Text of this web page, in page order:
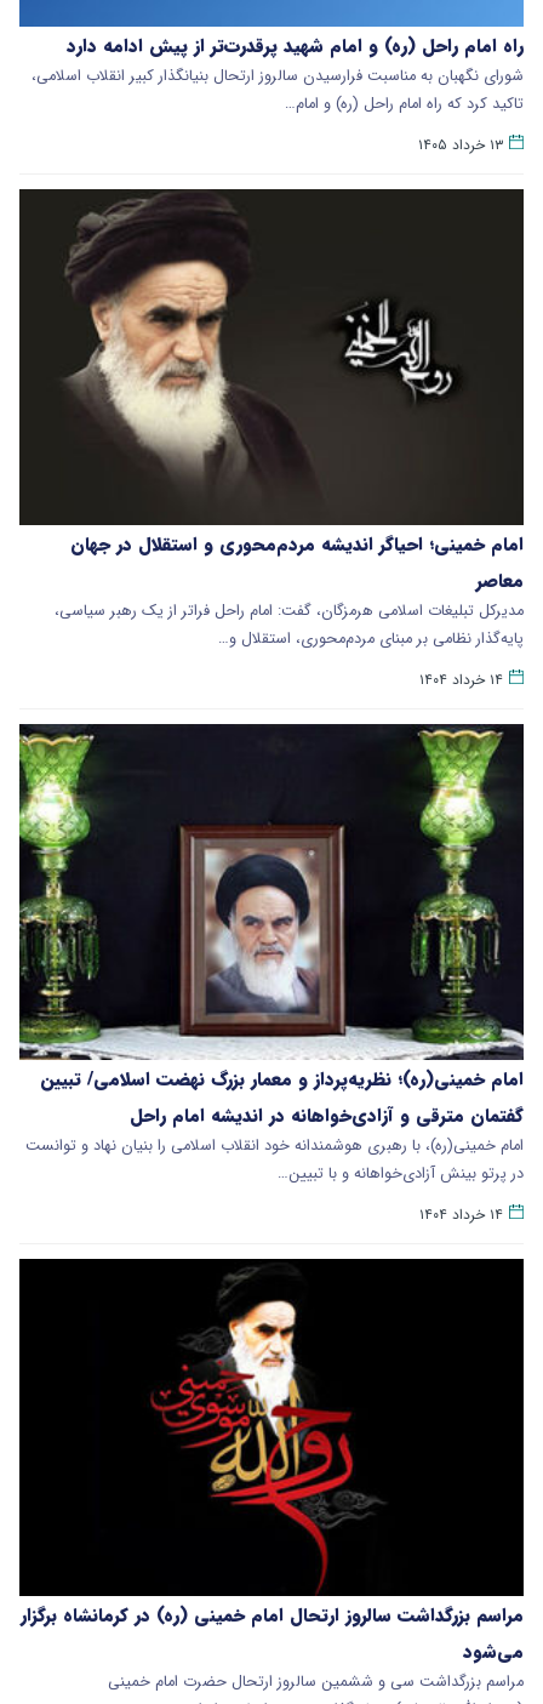
راه امام راحل (ره) و امام شهید پرقدرت‌تر از پیش ادامه دارد
​شورای نگهبان به مناسبت فرارسیدن سالروز ارتحال بنیانگذار کبیر انقلاب اسلامی،
تاکید کرد که راه امام راحل (ره) و امام…
۱۳ خرداد ۱۴۰۵
امام خمینی؛ احیاگر اندیشه مردم‌محوری و استقلال در جهان
معاصر
مدیرکل تبلیغات اسلامی هرمزگان، گفت: امام راحل فراتر از یک رهبر سیاسی،
پایه‌گذار نظامی بر مبنای مردم‌محوری، استقلال و…
۱۴ خرداد ۱۴۰۴
امام خمینی(ره)؛ نظریه‌پرداز و معمار بزرگ نهضت اسلامی/ تبیین
گفتمان مترقی و آزادی‌خواهانه در اندیشه امام راحل
امام خمینی(ره)، با رهبری هوشمندانه خود انقلاب اسلامی را بنیان نهاد و توانست
در پرتو بینش آزادی‌خواهانه و با تبیین…
۱۴ خرداد ۱۴۰۴
مراسم بزرگداشت سالروز ارتحال امام خمینی (ره) در کرمانشاه برگزار
می‌شود
مراسم بزرگداشت سی و ششمین سالروز ارتحال حضرت امام خمینی